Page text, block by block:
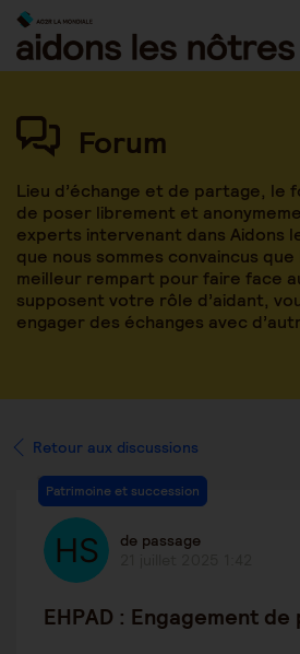
Skip
content
Forum
Lieu d’échange et de partage, le
de poser librement et
experts intervenant dans Aidons
que nous sommes convaincus
meilleur rempart pour faire face
supposent votre rôle d’aidant,
engager des échanges avec
Retour aux discussions
Patrimoine et succession
de passage
EHPAD : Engagement de